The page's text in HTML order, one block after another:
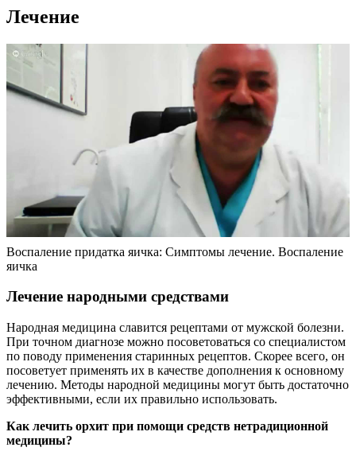
Лечение
Воспаление придатка яичка: Симптомы лечение. Воспаление
яичка
Лечение народными средствами
Народная медицина славится рецептами от мужской болезни.
При точном диагнозе можно посоветоваться со специалистом
по поводу применения старинных рецептов. Скорее всего, он
посоветует применять их в качестве дополнения к основному
лечению. Методы народной медицины могут быть достаточно
эффективными, если их правильно использовать.
Как лечить орхит при помощи средств нетрадиционной
медицины?